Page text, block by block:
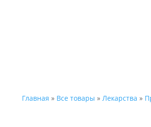
Главная » Все товары » Лекарства »